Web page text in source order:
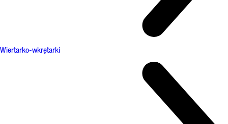
Wiertarko-wkrętarki